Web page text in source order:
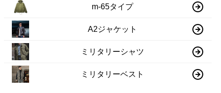
m-65タイプ
A2ジャケット
ミリタリーシャツ
ミリタリーベスト